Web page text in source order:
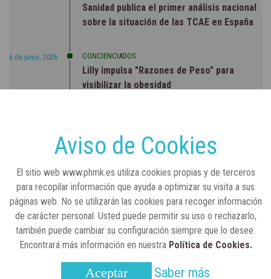
Sanidad publica el primer análisis nacional
sobre la situación de las TCAE en España
6 de junio, 2026 CONCIENCIADOS
Lilly impulsa "Razones de Peso" para
visibilizar la obesidad
Real Academia Nacional de Farmacia: un
laboratorio de ideas que se ha adaptado a
Aviso de Cookies
El sitio web www.phmk.es utiliza cookies propias y de terceros
para recopilar información que ayuda a optimizar su visita a sus
páginas web. No se utilizarán las cookies para recoger información
de carácter personal. Usted puede permitir su uso o rechazarlo,
también puede cambiar su configuración siempre que lo desee.
Encontrará más información en nuestra Política de Cookies.
Aceptar Saber más